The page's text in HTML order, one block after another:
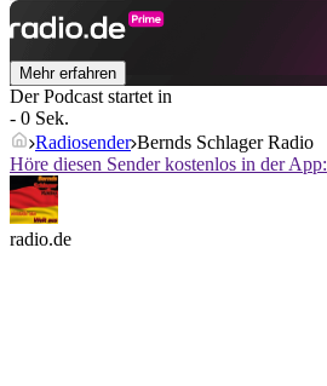
Mehr erfahren
Der Podcast startet in
- 0 Sek.
Radiosender Bernds Schlager Radio
Höre diesen Sender kostenlos in der App:
radio.de